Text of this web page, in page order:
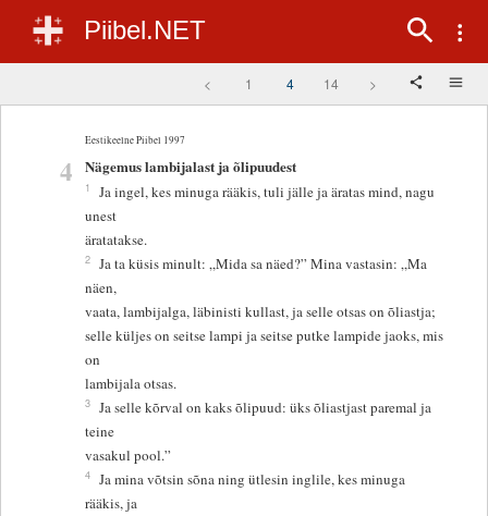
Piibel.NET
< 1 4 14 >
Eestikeelne Piibel 1997
4 Nägemus lambijalast ja õlipuudest
1
Ja ingel, kes minuga rääkis, tuli jälle ja äratas mind, nagu
unest
äratatakse.
2 Ja ta küsis minult: „Mida sa näed?” Mina vastasin: „Ma
näen,
vaata, lambijalga, läbinisti kullast, ja selle otsas on õliastja;
selle küljes on seitse lampi ja seitse putke lampide jaoks, mis
on
lambijala otsas.
3 Ja selle kõrval on kaks õlipuud: üks õliastjast paremal ja
teine
vasakul pool.”
4 Ja mina võtsin sõna ning ütlesin inglile, kes minuga
rääkis, ja